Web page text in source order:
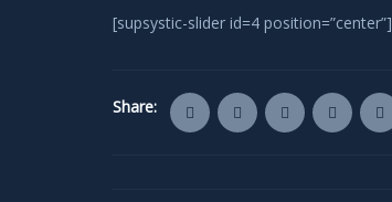
[supsystic-slider id=4 position=”center”]
Share: